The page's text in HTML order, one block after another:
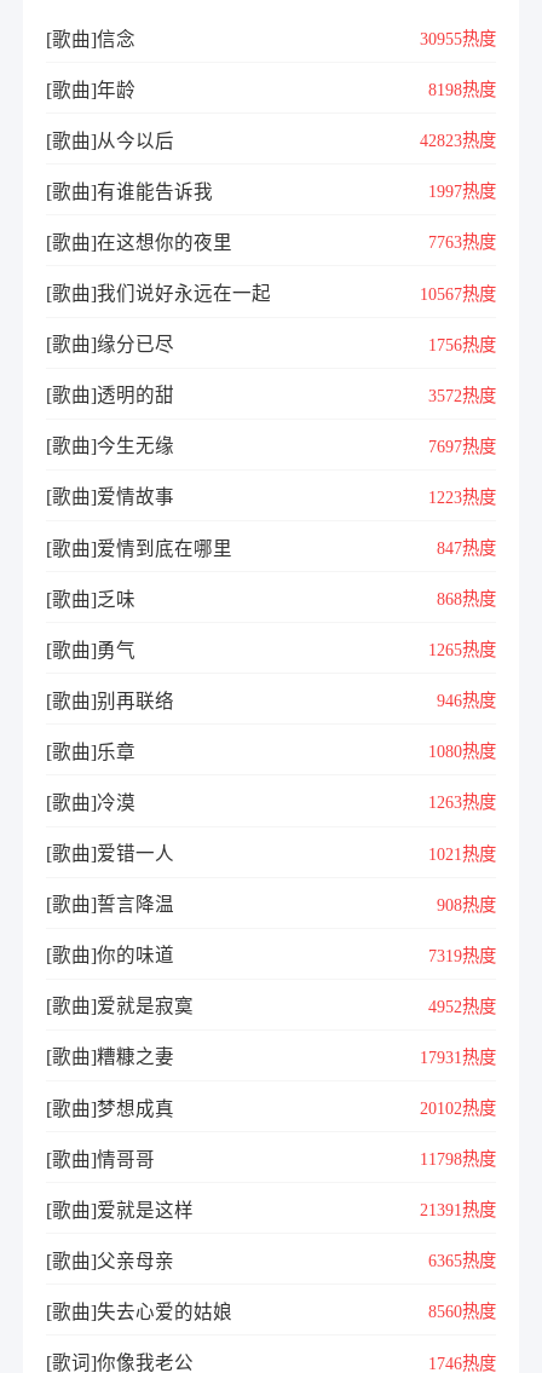
[歌曲]信念 30955热度
[歌曲]年龄 8198热度
[歌曲]从今以后 42823热度
[歌曲]有谁能告诉我 1997热度
[歌曲]在这想你的夜里 7763热度
[歌曲]我们说好永远在一起 10567热度
[歌曲]缘分已尽 1756热度
[歌曲]透明的甜 3572热度
[歌曲]今生无缘 7697热度
[歌曲]爱情故事 1223热度
[歌曲]爱情到底在哪里 847热度
[歌曲]乏味 868热度
[歌曲]勇气 1265热度
[歌曲]别再联络 946热度
[歌曲]乐章 1080热度
[歌曲]冷漠 1263热度
[歌曲]爱错一人 1021热度
[歌曲]誓言降温 908热度
[歌曲]你的味道 7319热度
[歌曲]爱就是寂寞 4952热度
[歌曲]糟糠之妻 17931热度
[歌曲]梦想成真 20102热度
[歌曲]情哥哥 11798热度
[歌曲]爱就是这样 21391热度
[歌曲]父亲母亲 6365热度
[歌曲]失去心爱的姑娘 8560热度
[歌词]你像我老公 1746热度